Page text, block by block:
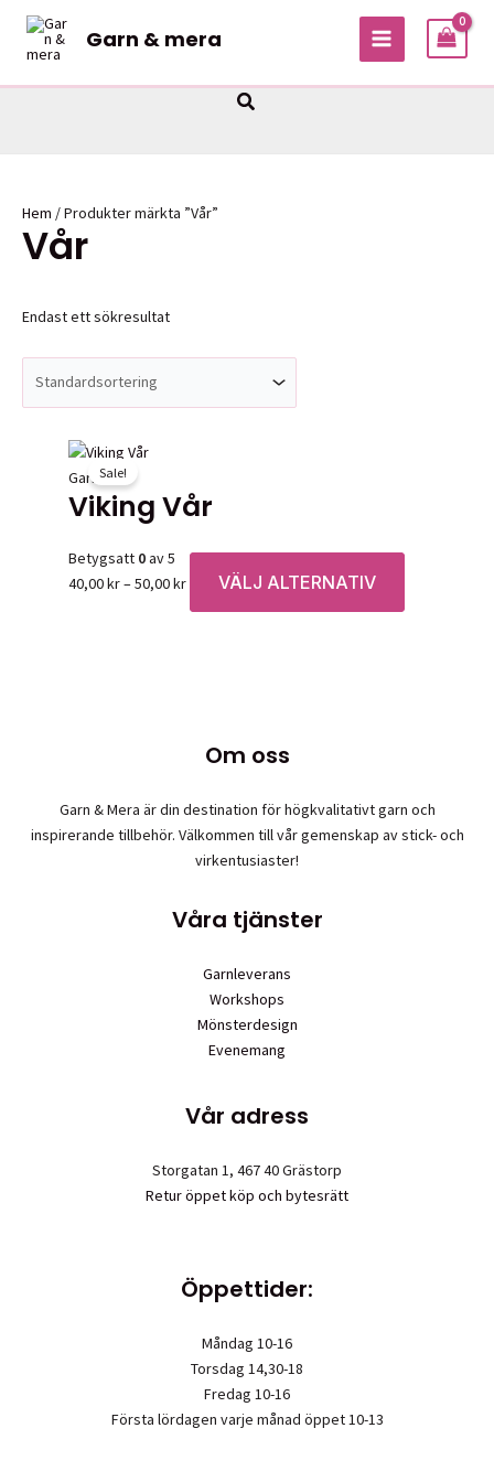
Hoppa
innehåll
Garn & mera
MAIN
Sök
Hem / Produkter märkta ”Vår”
Vår
Endast ett sökresultat
Sale!
Garner
Viking Vår
Betygsatt 0av 5
40,00kr–50,00krPrisintervall:
40,00 kr
VÄLJ ALTERNATIV
här
kan
väljas
Om oss
Garn & Mera är din destination för högkvalitativt garn och
inspirerande tillbehör. Välkommen till vår gemenskap av stick- och
virkentusiaster!
Våra tjänster
Garnleverans
Workshops
Mönsterdesign
Evenemang
Vår adress
Storgatan 1, 467 40 Grästorp
Retur öppet köp och bytesrätt
Öppettider:
Måndag 10-16
Torsdag 14,30-18
Fredag 10-16
Första lördagen varje månad öppet 10-13